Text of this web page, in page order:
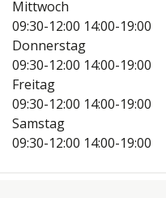
Mittwoch
09:30-12:00 14:00-19:00
Donnerstag
09:30-12:00 14:00-19:00
Freitag
09:30-12:00 14:00-19:00
Samstag
09:30-12:00 14:00-19:00